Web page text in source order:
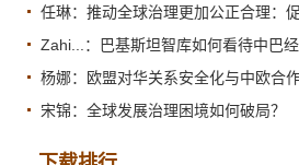
Zahi...：巴基斯坦智库如何看待中巴经
杨娜：欧盟对华关系安全化与中欧合
宋锦：全球发展治理困境如何破局？